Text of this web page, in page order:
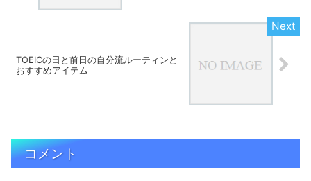
TOEICの日と前日の自分流ルーティンと
おすすめアイテム
コメント